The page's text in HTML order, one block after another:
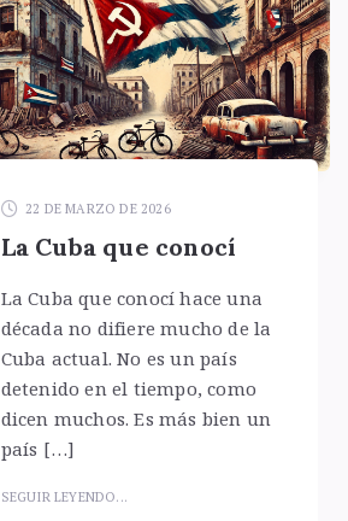
22 DE MARZO DE 2026
La Cuba que conocí
La Cuba que conocí hace una
década no difiere mucho de la
Cuba actual. No es un país
detenido en el tiempo, como
dicen muchos. Es más bien un
país […]
SEGUIR LEYENDO...